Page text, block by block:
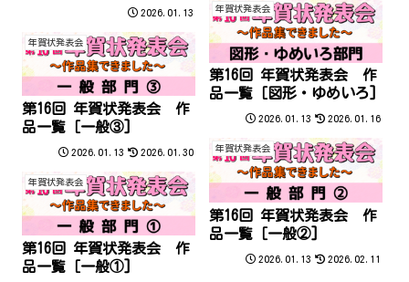
2026.01.13 年賀状発表会
第16回 年賀状発表会 作
品一覧［図形・ゆめいろ]
2026.01.13 2026.01.16
年賀状発表会
第16回 年賀状発表会 作
品一覧［一般③]
2026.01.13 2026.01.30 年賀状発表会
第16回 年賀状発表会 作
品一覧［一般②]
2026.01.13 2026.02.11
年賀状発表会
第16回 年賀状発表会 作
品一覧［一般①]